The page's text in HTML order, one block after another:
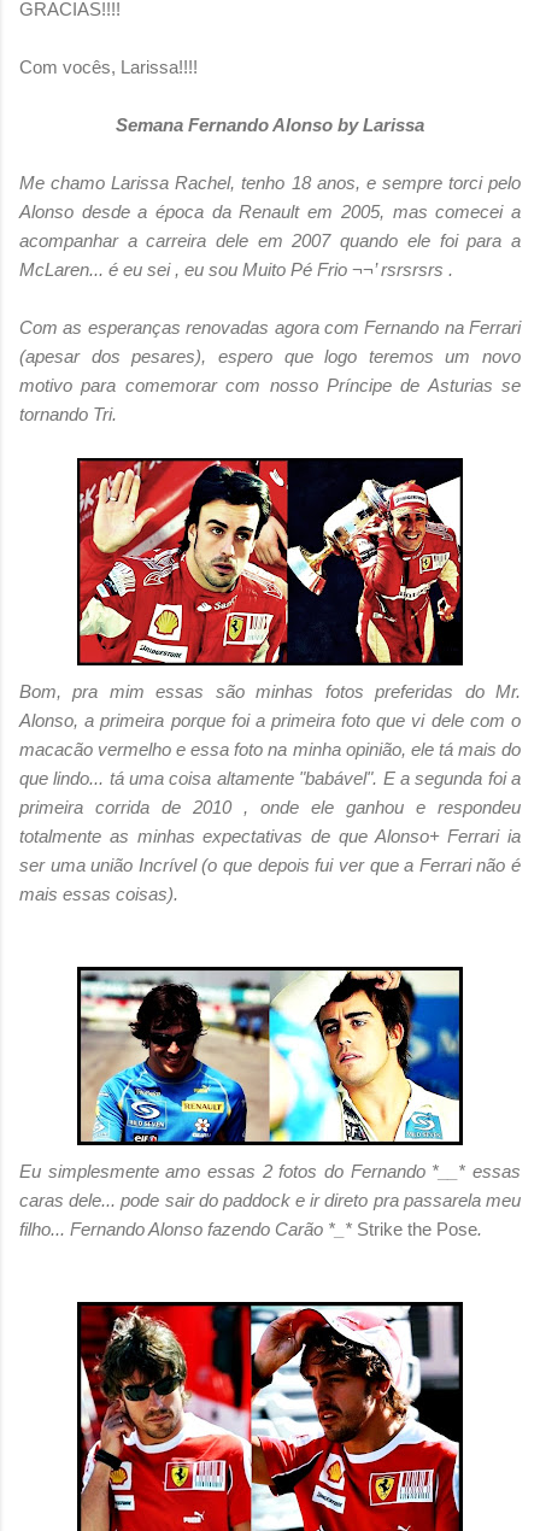
GRACIAS!!!!
Com vocês, Larissa!!!!
Semana Fernando Alonso by Larissa
Me chamo Larissa Rachel, tenho 18 anos, e sempre torci pelo
Alonso desde a época da Renault em 2005, mas comecei a
acompanhar a carreira dele em 2007 quando ele foi para a
McLaren... é eu sei , eu sou Muito Pé Frio ¬¬’ rsrsrsrs .
Com as esperanças renovadas agora com Fernando na Ferrari
(apesar dos pesares), espero que logo teremos um novo
motivo para comemorar com nosso Príncipe de Asturias se
tornando Tri.
Bom, pra mim essas são minhas fotos preferidas do Mr.
Alonso, a primeira porque foi a primeira foto que vi dele com o
macacão vermelho e essa foto na minha opinião, ele tá mais do
que lindo... tá uma coisa altamente "babável". E a segunda foi a
primeira corrida de 2010 , onde ele ganhou e respondeu
totalmente as minhas expectativas de que Alonso+ Ferrari ia
ser uma união Incrível (o que depois fui ver que a Ferrari não é
mais essas coisas).
Eu simplesmente amo essas 2 fotos do Fernando *__* essas
caras dele... pode sair do paddock e ir direto pra passarela meu
filho... Fernando Alonso fazendo Carão *_* Strike the Pose.